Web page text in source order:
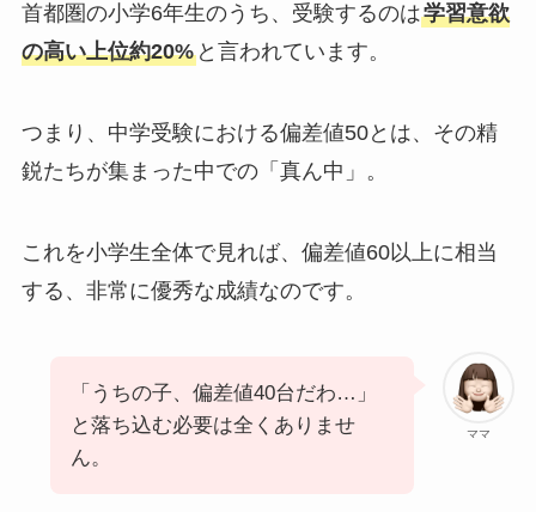
首都圏の小学6年生のうち、受験するのは学習意欲
の高い上位約20%と言われています。
つまり、中学受験における偏差値50とは、その精
鋭たちが集まった中での「真ん中」。
これを小学生全体で見れば、偏差値60以上に相当
する、非常に優秀な成績なのです。
ママ
「うちの子、偏差値40台だわ…」
と落ち込む必要は全くありませ
ん。